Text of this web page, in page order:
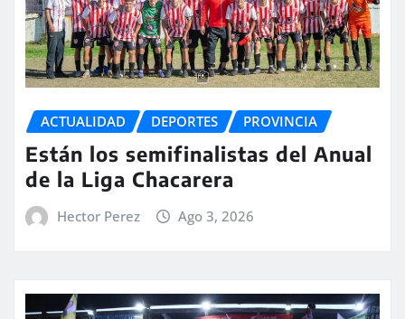
ACTUALIDAD DEPORTES PROVINCIA
Están los semifinalistas del Anual
de la Liga Chacarera
Hector Perez Ago 3, 2026